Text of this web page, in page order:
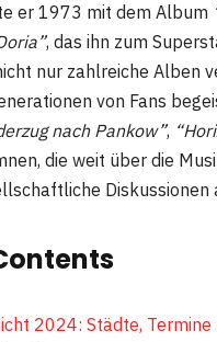
er 1973 mit dem Album
, das ihn zum
nur zahlreiche Alben
von Fans
nach Pankow”,
die weit über die
Diskussionen
2024: Städte, Termine